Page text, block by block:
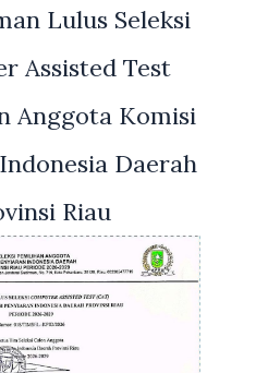
Lulus Seleksi
Assisted Test
Anggota Komisi
Daerah
Riau